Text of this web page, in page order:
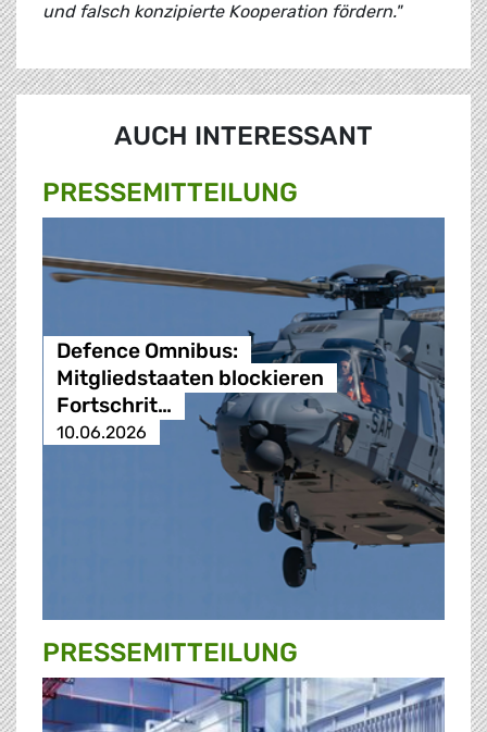
und falsch konzipierte Kooperation fördern."
AUCH INTERESSANT
PRESSE­MITTEILUNG
Defence Omnibus:
Mitgliedstaaten blockieren
Fortschrit…
10.06.2026
PRESSE­MITTEILUNG